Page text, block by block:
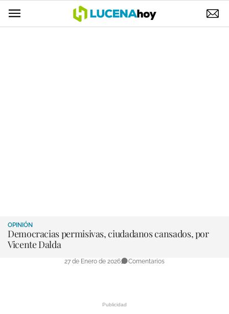
DEPORTES
COMPETICIONES
OPINIÓN
Democracias permisivas, ciudadanos cansados, por
Vicente Dalda
27 de Enero de 2026 Comentarios